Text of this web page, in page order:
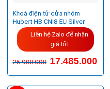
Khoá điện tử cửa nhôm
Hubert HB CNI8 EU Silver
Liên hệ Zalo để nhận
giá tốt
26.900.000 Giá
gốc
26.900.000VND.
17.485.000Giá
hiện
tại
là: